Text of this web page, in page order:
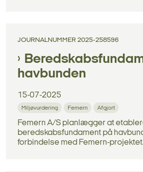
JOURNALNUMMER 2025-258596
havbunden
15-07-2025
Miljøvurdering Femern Afgjort
Femern A/S planlægger at
beredskabsfundament på
forbindelse med Femern-